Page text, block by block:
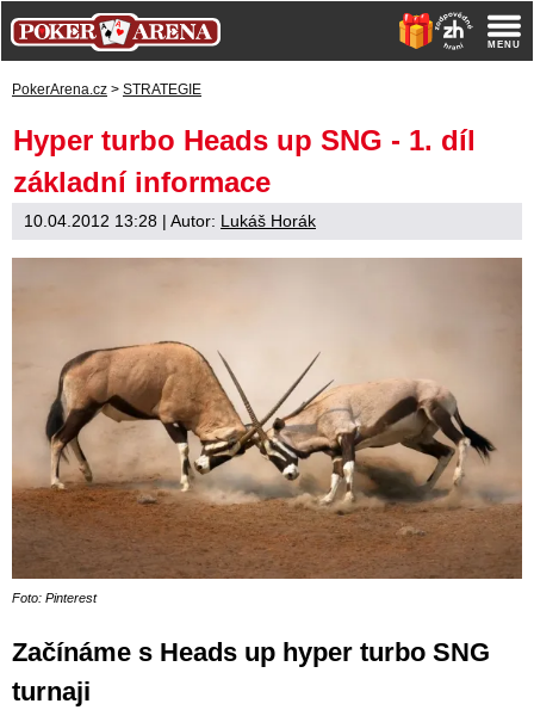
PokerArena.cz > STRATEGIE
Hyper turbo Heads up SNG - 1. díl
základní informace
10.04.2012 13:28 | Autor: Lukáš Horák
Foto: Pinterest
Začínáme s Heads up hyper turbo SNG
turnaji